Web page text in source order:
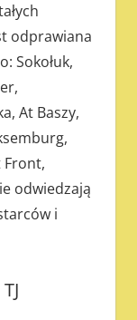
odprawiana
Sokołuk,
At Baszy,
Front,
odwiedzają
i